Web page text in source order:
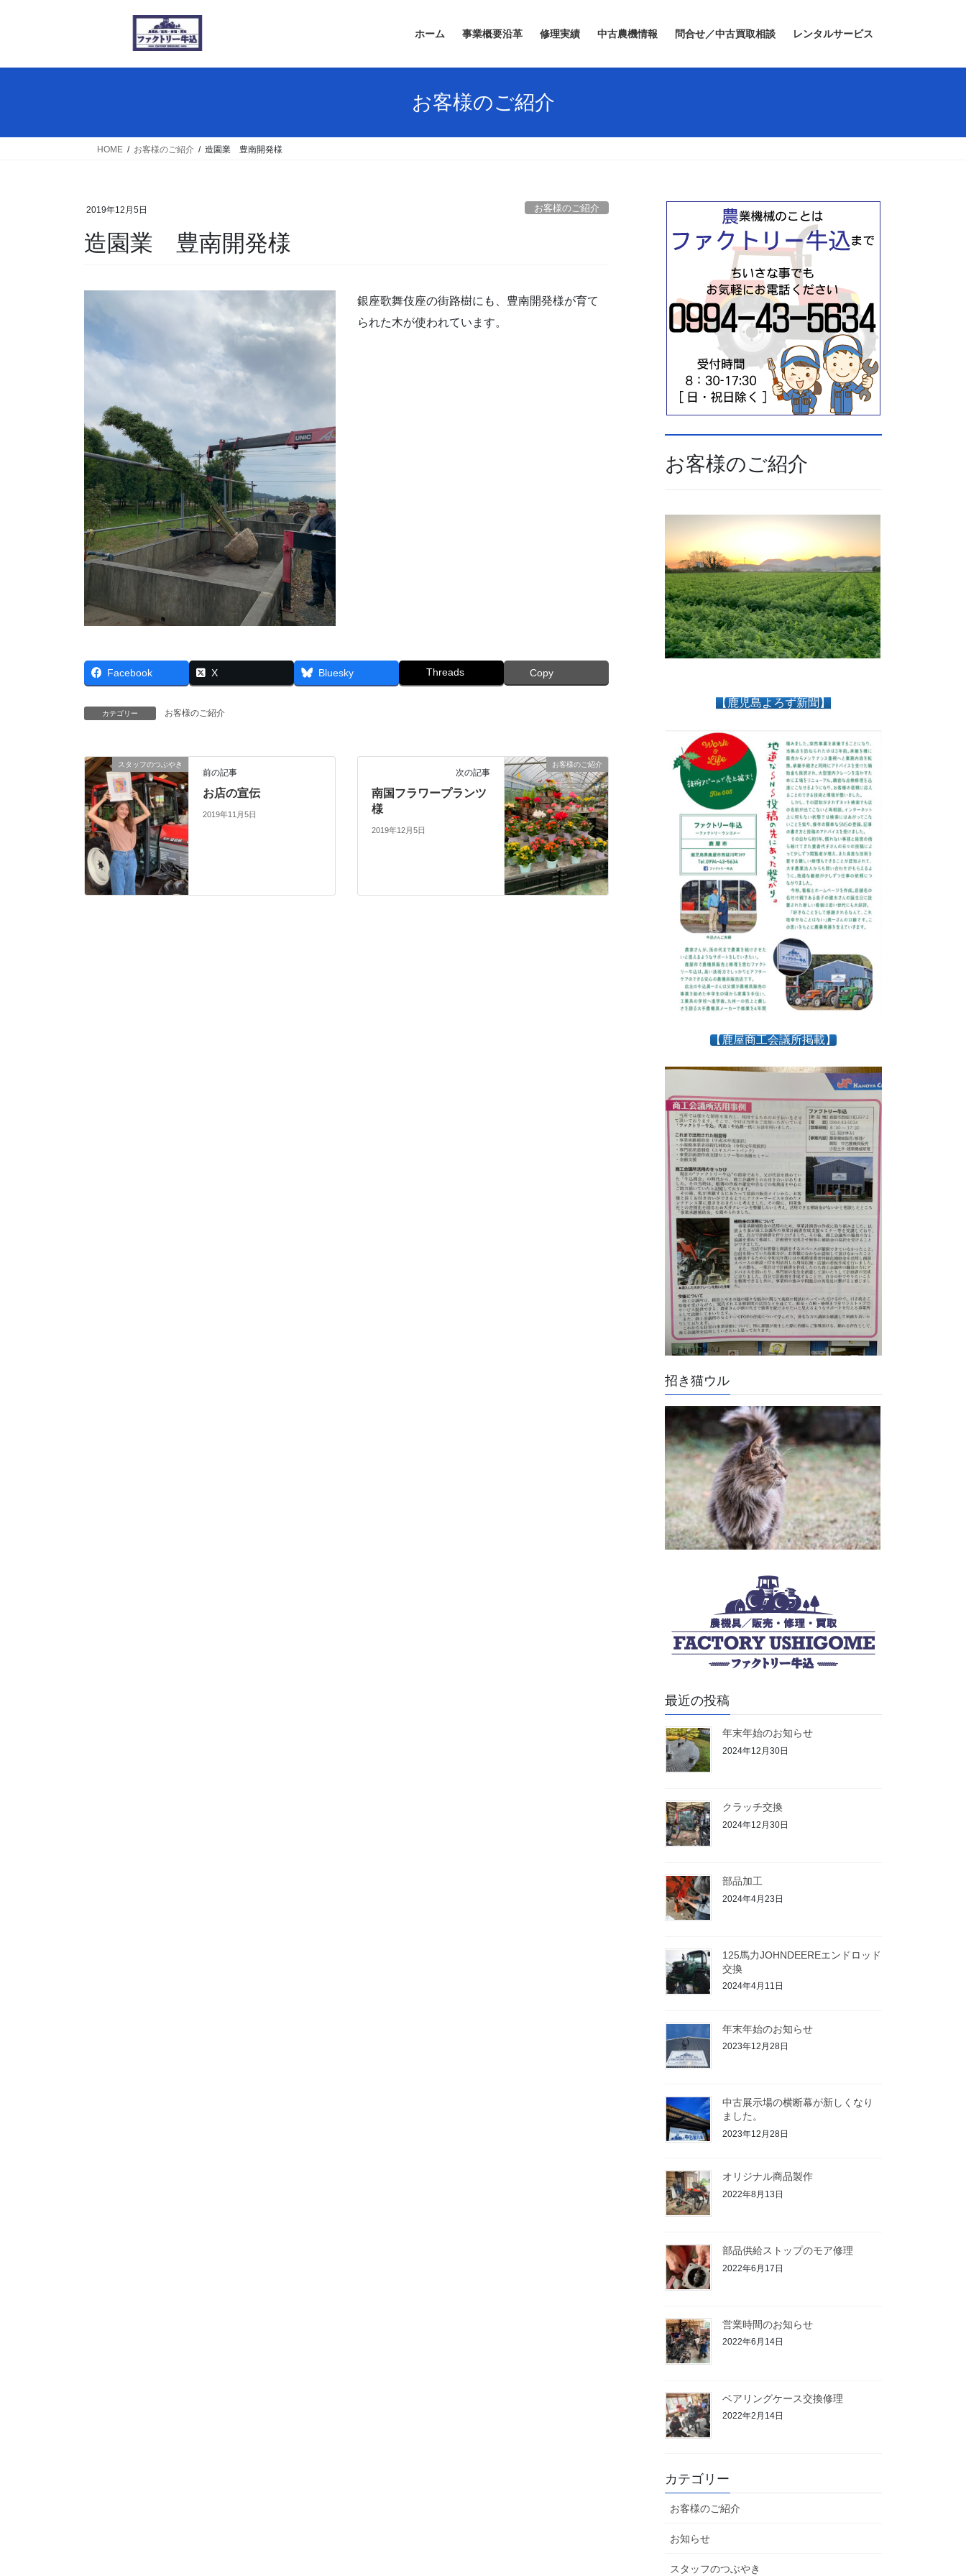
ホーム 事業概要沿革 修理実績 中古農機情報 問合せ／中古買取相談 レンタルサービス
お客様のご紹介
HOME お客様のご紹介 造園業 豊南開発様
2019年12月5日 お客様のご紹介
造園業 豊南開発様
銀座歌舞伎座の街路樹にも、豊南開発様が育て
られた木が使われています。
Facebook X Bluesky Threads Copy
カテゴリー お客様のご紹介
スタッフのつぶやき
前の記事
お店の宣伝
2019年11月5日
お客様のご紹介
次の記事
南国フラワープランツ
様
2019年12月5日
お客様のご紹介
【鹿児島よろず新聞】
【鹿屋商工会議所掲載】
招き猫ウル
最近の投稿
年末年始のお知らせ
2024年12月30日
クラッチ交換
2024年12月30日
部品加工
2024年4月23日
125馬力JOHNDEEREエンドロッド
交換
2024年4月11日
年末年始のお知らせ
2023年12月28日
中古展示場の横断幕が新しくなり
ました。
2023年12月28日
オリジナル商品製作
2022年8月13日
部品供給ストップのモア修理
2022年6月17日
営業時間のお知らせ
2022年6月14日
ベアリングケース交換修理
2022年2月14日
カテゴリー
お客様のご紹介
お知らせ
スタッフのつぶやき